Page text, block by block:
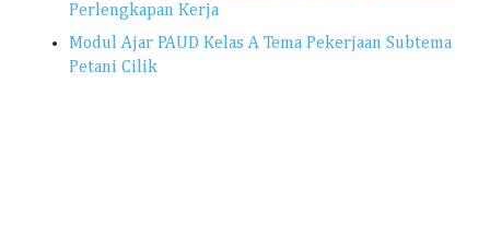
Perlengkapan Kerja
Modul Ajar PAUD Kelas A Tema Pekerjaan Subtema
Petani Cilik